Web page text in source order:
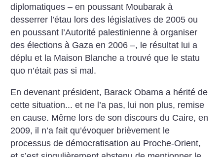
diplomatiques – en poussant Moubarak à
desserrer l’étau lors des législatives de 2005 ou
en poussant l’Autorité palestinienne à organiser
des élections à Gaza en 2006 –, le résultat lui a
déplu et la Maison Blanche a trouvé que le statu
quo n’était pas si mal.
En devenant président, Barack Obama a hérité de
cette situation... et ne l’a pas, lui non plus, remise
en cause. Même lors de son discours du Caire, en
2009, il n’a fait qu’évoquer brièvement le
processus de démocratisation au Proche-Orient,